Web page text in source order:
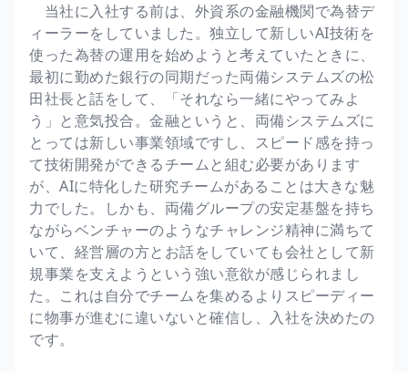
当社に入社する前は、外資系の金融機関で為替デ
ィーラーをしていました。独立して新しいAI技術を
使った為替の運用を始めようと考えていたときに、
最初に勤めた銀行の同期だった両備システムズの松
田社長と話をして、「それなら一緒にやってみよ
う」と意気投合。金融というと、両備システムズに
とっては新しい事業領域ですし、スピード感を持っ
て技術開発ができるチームと組む必要があります
が、AIに特化した研究チームがあることは大きな魅
力でした。しかも、両備グループの安定基盤を持ち
ながらベンチャーのようなチャレンジ精神に満ちて
いて、経営層の方とお話をしていても会社として新
規事業を支えようという強い意欲が感じられまし
た。これは自分でチームを集めるよりスピーディー
に物事が進むに違いないと確信し、入社を決めたの
です。